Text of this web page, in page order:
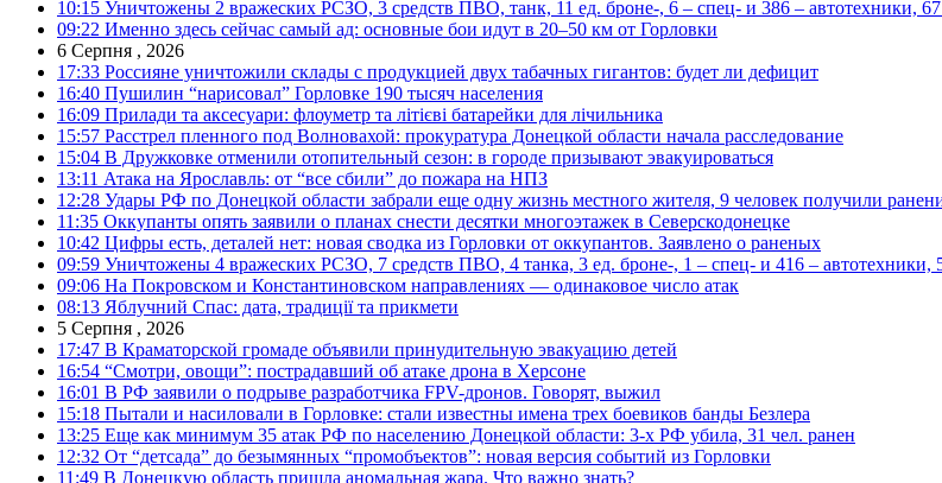
10:15 Уничтожены 2 вражеских РСЗО, 3 средств ПВО, танк, 11 ед. броне-, 6 – спец- и 386 – автотехники,
09:22 Именно здесь сейчас самый ад: основные бои идут в 20–50 км от Горловки
6 Серпня , 2026
17:33 Россияне уничтожили склады с продукцией двух табачных гигантов: будет ли дефицит
16:40 Пушилин “нарисовал” Горловке 190 тысяч населения
16:09 Прилади та аксесуари: флоуметр та літієві батарейки для лічильника
15:57 Расстрел пленного под Волновахой: прокуратура Донецкой области начала расследование
15:04 В Дружковке отменили отопительный сезон: в городе призывают эвакуироваться
13:11 Атака на Ярославль: от “все сбили” до пожара на НПЗ
12:28 Удары РФ по Донецкой области забрали еще одну жизнь местного жителя, 9 человек получили
11:35 Оккупанты опять заявили о планах снести десятки многоэтажек в Северскодонецке
10:42 Цифры есть, деталей нет: новая сводка из Горловки от оккупантов. Заявлено о раненых
09:59 Уничтожены 4 вражеских РСЗО, 7 средств ПВО, 4 танка, 3 ед. броне-, 1 – спец- и 416 –
09:06 На Покровском и Константиновском направлениях — одинаковое число атак
08:13 Яблучний Спас: дата, традиції та прикмети
5 Серпня , 2026
17:47 В Краматорской громаде объявили принудительную эвакуацию детей
16:54 “Смотри, овощи”: пострадавший об атаке дрона в Херсоне
16:01 В РФ заявили о подрыве разработчика FPV-дронов. Говорят, выжил
15:18 Пытали и насиловали в Горловке: стали известны имена трех боевиков банды Безлера
13:25 Еще как минимум 35 атак РФ по населению Донецкой области: 3-х РФ убила, 31 чел. ранен
12:32 От “детсада” до безымянных “промобъектов”: новая версия событий из Горловки
11:49 В Донецкую область пришла аномальная жара. Что важно знать?